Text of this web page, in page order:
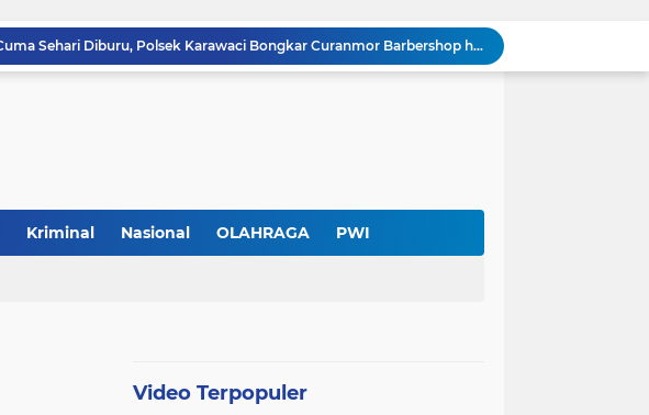
Cuma Sehari Diburu, Polsek Karawaci Bongkar Curanmor Barbershop hingga Jejak Penadah
PWI Kota Tangerang Serahkan SK ke Kesbangpol, Wawan Fauzi: Peran Media Bisa Berdampak Besar hingga Fatal
Soft Opening Warteg Kharisma Bahari Otentik 2, Hadirkan Menu Lezat dengan Harga Ramah di Kantong
Kriminal Nasional OLAHRAGA PWI
Video Terpopuler